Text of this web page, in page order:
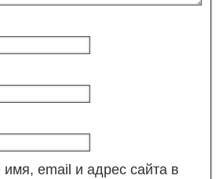
email и адрес сайта в